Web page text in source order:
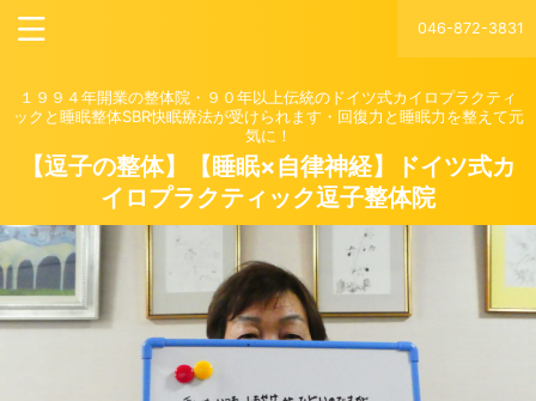
046-872-3831
１９９４年開業の整体院・９０年以上伝統のドイツ式カイロプラクティ
ックと睡眠整体SBR快眠療法が受けられます・回復力と睡眠力を整えて元
気に！
【逗子の整体】【睡眠×自律神経】ドイツ式カ
イロプラクティック逗子整体院